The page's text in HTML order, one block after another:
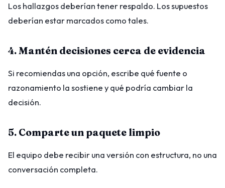
Los hallazgos deberían tener respaldo. Los supuestos
deberían estar marcados como tales.
4. Mantén decisiones cerca de evidencia
Si recomiendas una opción, escribe qué fuente o
razonamiento la sostiene y qué podría cambiar la
decisión.
5. Comparte un paquete limpio
El equipo debe recibir una versión con estructura, no una
conversación completa.